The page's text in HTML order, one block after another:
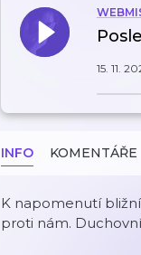
15. 11.
INFO KOMENTÁŘE
K napomenutí
proti nám.